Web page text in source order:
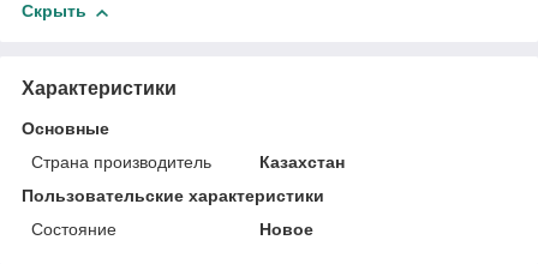
Скрыть
Характеристики
Основные
Страна производитель
Казахстан
Пользовательские характеристики
Состояние
Новое